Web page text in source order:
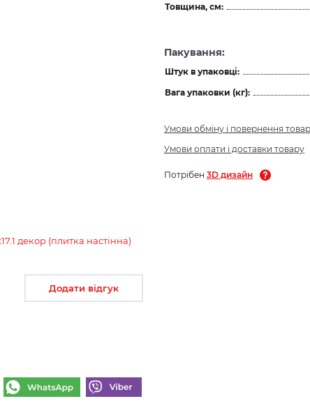
Товщина, см:
Пакування:
Штук в упаковці:
Вага упаковки (кг):
Умови обміну і повернення
Умови оплати і доставки товару
Потрібен 3D дизайн
декор (плитка настінна)
Додати відгук